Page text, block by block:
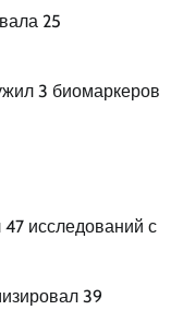
25
3 биомаркеров
исследований с
39